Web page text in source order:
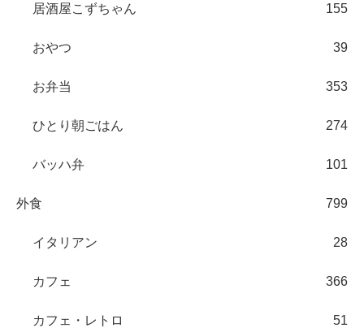
居酒屋こずちゃん 155
おやつ 39
お弁当 353
ひとり朝ごはん 274
バッハ弁 101
外食 799
イタリアン 28
カフェ 366
カフェ・レトロ 51